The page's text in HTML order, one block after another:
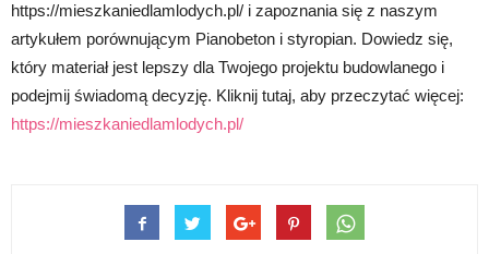
https://mieszkaniedlamlodych.pl/ i zapoznania się z naszym
artykułem porównującym Pianobeton i styropian. Dowiedz się,
który materiał jest lepszy dla Twojego projektu budowlanego i
podejmij świadomą decyzję. Kliknij tutaj, aby przeczytać więcej:
https://mieszkaniedlamlodych.pl/